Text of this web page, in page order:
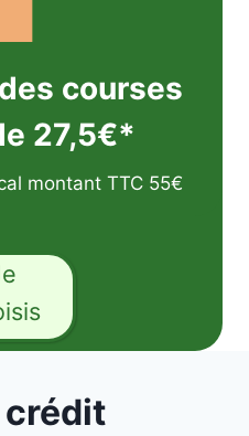
courses
27,5€*
montant TTC 55€
crédit